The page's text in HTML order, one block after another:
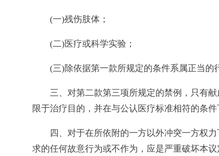
(一)残伤肢体；
(二)医疗或科学实验；
(三)除依据第一款所规定的条件系属正当
三、对第二款第三项所规定的禁例，只有
限于治疗目的，并在与公认医疗标准相符的条
四、对于在所依附的一方以外冲突一方权
求的任何故意行为或不作为，应是严重破坏本